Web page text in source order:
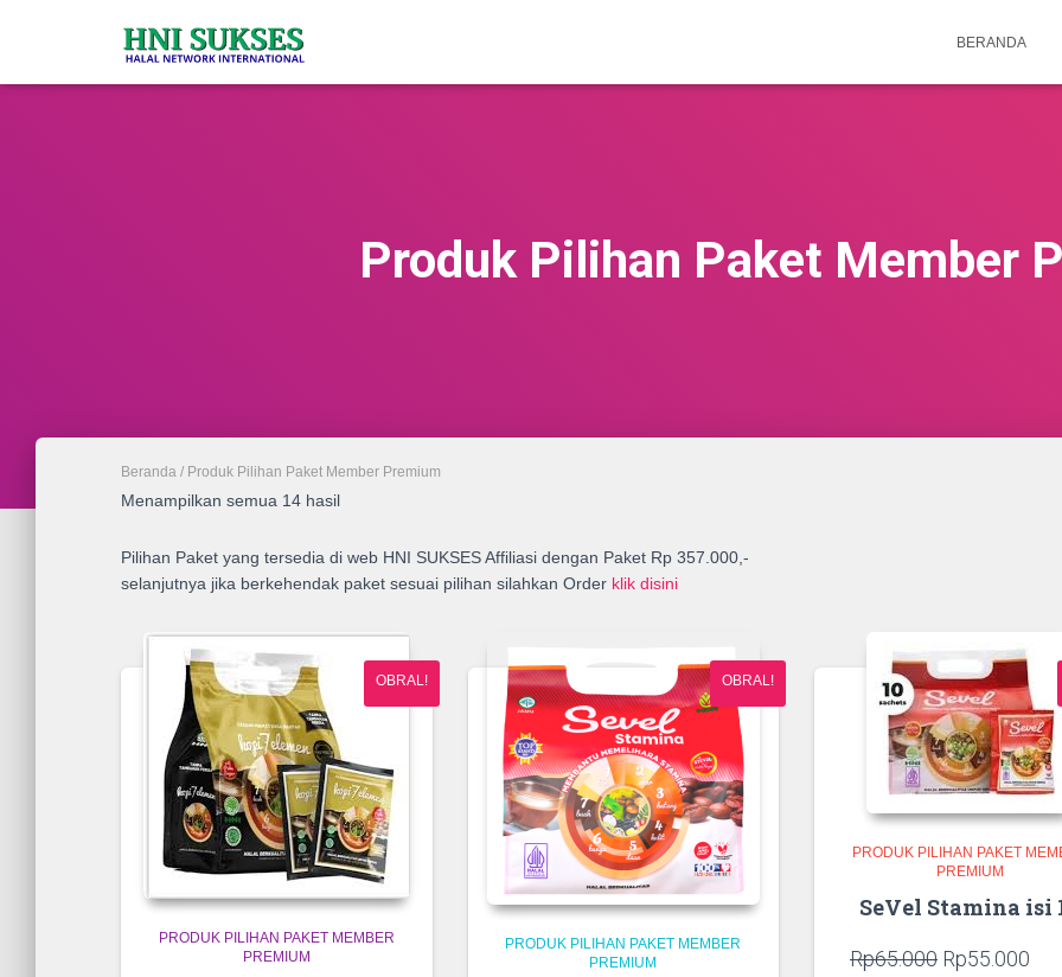
BERANDA
Produk Pilihan Paket Member
Beranda / Produk Pilihan Paket Member Premium
Menampilkan semua 14 hasilDiurutkan
peringkat
rata-
Pilihan Paket yang tersedia di web HNI SUKSES Affiliasi dengan Paket Rp 357.000,-
selanjutnya jika berkehendak paket sesuai pilihan silahkan Order klik disini
OBRAL!
PRODUK PILIHAN PAKET MEMBER
PREMIUM
OBRAL!
PRODUK PILIHAN PAKET MEMBER
PREMIUM
PRODUK PILIHAN PAKET
PREMIUM
SeVel Stamina isi
Rp65.000 Harga
Rp55.000